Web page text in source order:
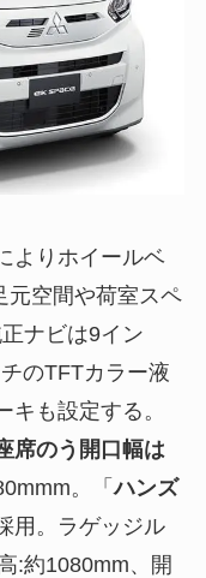
よりホイールベ
元空間や荷室スペ
ナビは9イン
のTFTカラー液
も設定する。
席のう開口幅は
。「ハンズ
用。ラゲッジル
:約1080mm、開